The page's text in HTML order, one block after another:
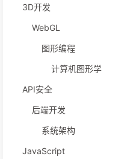
3D开发
WebGL
图形编程
计算机图形学
API安全
后端开发
系统架构
JavaScript